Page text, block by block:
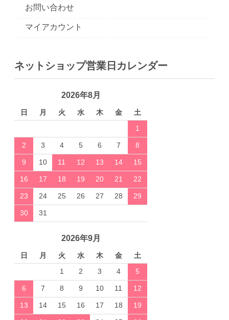
お問い合わせ
マイアカウント
ネットショップ営業日カレンダー
2026年8月
日 月 火 水 木 金 土
1
2 3 4 5 6 7 8
9 10 11 12 13 14 15
16 17 18 19 20 21 22
23 24 25 26 27 28 29
30 31
2026年9月
日 月 火 水 木 金 土
1 2 3 4 5
6 7 8 9 10 11 12
13 14 15 16 17 18 19